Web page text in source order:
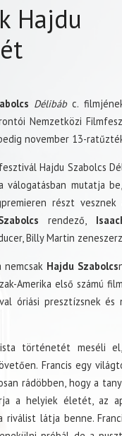
Hajdu
Délibábc.
Nemzetközi
november 13-
Hajdu Szabolcs
válogatásban mutatja
részt
rendező,
Billy Martin
nemcsak Hajdu Szabolcs
Amerika első számú
óriási presztízsnek és
történetét meséli
Francis egy
rádöbben, hogy a
a helyiek életét, az
látja benne.